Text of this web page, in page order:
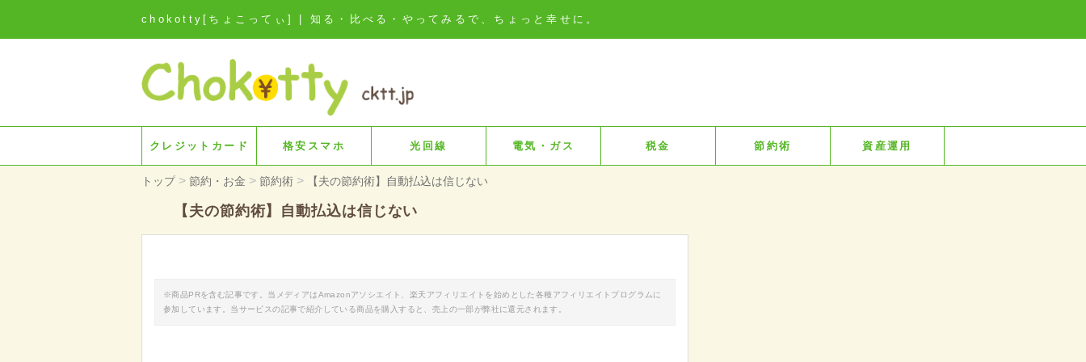
chokotty[ちょこってぃ] | 知る・比べる・やってみるで、ちょっと幸せに。
クレジットカード 格安スマホ 光回線 電気・ガス 税金 節約術 資産運用
トップ > 節約・お金 > 節約術 > 【夫の節約術】自動払込は信じない
【夫の節約術】自動払込は信じない
※商品PRを含む記事です。当メディアはAmazonアソシエイト、楽天アフィリエイトを始めとした各種アフィリエイトプログラムに
参加しています。当サービスの記事で紹介している商品を購入すると、売上の一部が弊社に還元されます。